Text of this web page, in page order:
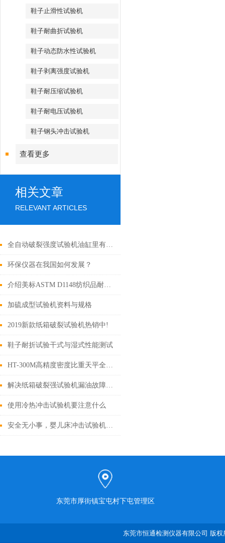
鞋子止滑性试验机
鞋子耐曲折试验机
鞋子动态防水性试验机
鞋子剥离强度试验机
鞋子耐压缩试验机
鞋子耐电压试验机
鞋子钢头冲击试验机
查看更多
相关文章
RELEVANT ARTICLES
全自动破裂强度试验机油缸里有空气需要怎么排除？
环保仪器在我国如何发展？
介绍美标ASTM D1148纺织品耐黄变试验标准及测试方法
加硫成型试验机资料与规格
2019新款纸箱破裂试验机热销中!
鞋子耐折试验干式与湿式性能测试
HT-300M高精度密度比重天平全面升级
解决纸箱破裂强试验机漏油故障找厂家解决
使用冷热冲击试验机要注意什么
安全无小事，婴儿床冲击试验机如何助力提升婴幼儿用品安全标准
东莞市厚街镇宝屯村下屯管理区
东莞市恒通检测仪器有限公司 版